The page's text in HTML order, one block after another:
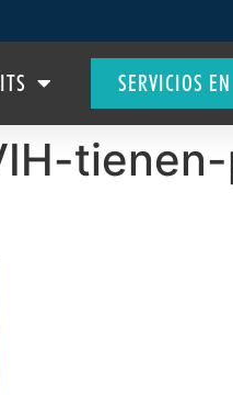
SERVICIOS